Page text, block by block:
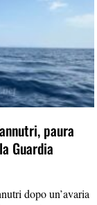
paura
Guardia
dopo un’avaria